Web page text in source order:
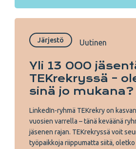
Järjestö Uutinen
Yli 13 000
TEKrekryssä –
sinä jo mukana?
LinkedIn-ryhmä TEKrekry on
vuosien varrella – tänä keväänä
jäsenen rajan. TEKrekryssä voit
työpaikkoja riippumatta siitä,